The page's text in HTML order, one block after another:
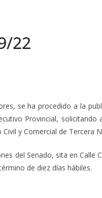
22
ha procedido a la
Provincial, solicitando
y Comercial de Tercera
del Senado, sita en Calle
de diez días hábiles.